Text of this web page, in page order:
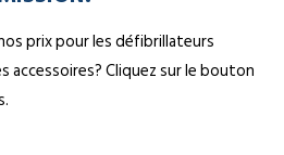
prix pour les défibrillateurs
Cliquez sur le bouton